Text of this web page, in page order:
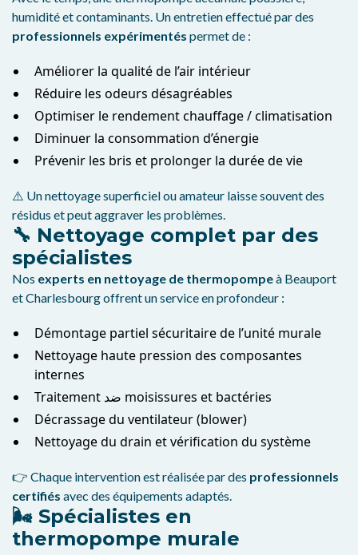
humidité et contaminants. Un entretien effectué par des
professionnels expérimentés permet de :
Améliorer la qualité de l’air intérieur
Réduire les odeurs désagréables
Optimiser le rendement chauffage / climatisation
Diminuer la consommation d’énergie
Prévenir les bris et prolonger la durée de vie
⚠️ Un nettoyage superficiel ou amateur laisse souvent des
résidus et peut aggraver les problèmes.
🔧 Nettoyage complet par des
spécialistes
Nos experts en nettoyage de thermopompeà Beauport
et Charlesbourg offrent un service en profondeur :
Démontage partiel sécuritaire de l’unité murale
Nettoyage haute pression des composantes
internes
Traitement ضد moisissures et bactéries
Décrassage du ventilateur (blower)
Nettoyage du drain et vérification du système
👉 Chaque intervention est réalisée par des professionnels
certifiés avec des équipements adaptés.
🌬️ Spécialistes en
thermopompe murale